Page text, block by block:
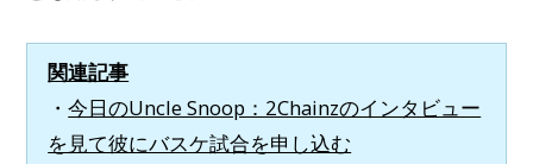
関連記事
・今日のUncle Snoop：2Chainzのインタビュー
を見て彼にバスケ試合を申し込む